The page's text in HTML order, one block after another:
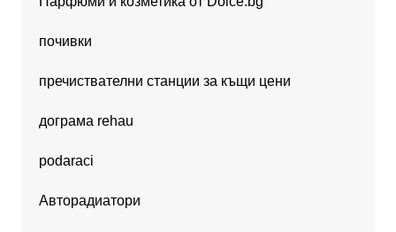
почивки
пречиствателни станции за къщи цени
дограма rehau
podaraci
Авторадиатори